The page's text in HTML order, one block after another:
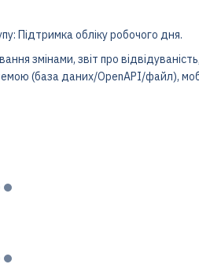
Підтримка обліку робочого дня.
змінами, звіт про
(база даних/OpenAPI/файл),